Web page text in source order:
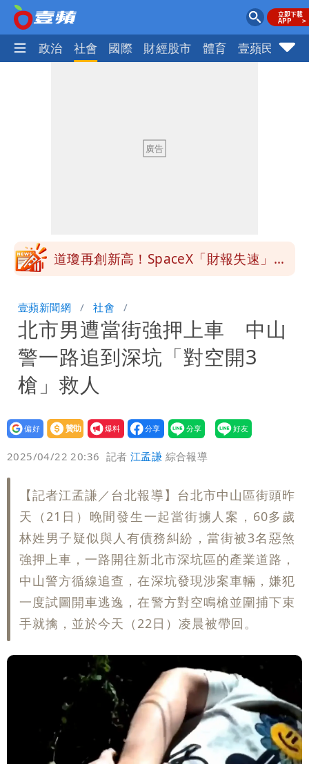
生活 政治 社會 國際 財經股市 體育 壹蘋民調
白海豚颱風攪局！父親節恐泡湯 專家估
復
道瓊再創新高！SpaceX「財報失速」蒸
海警機率逾85％
壹蘋新聞網 社會
北市男遭當街強押上車 中山
警一路追到深坑「對空開3
槍」救人
設為
贊助
我要
爆料
2025/04/22 20:36 記者江孟謙 綜合報導
【記者江孟謙／台北報導】台北市中山區街頭昨
天（21日）晚間發生一起當街擄人案，60多歲
林姓男子疑似與人有債務糾紛，當街被3名惡煞
強押上車，一路開往新北市深坑區的產業道路，
中山警方循線追查，在深坑發現涉案車輛，嫌犯
一度試圖開車逃逸，在警方對空鳴槍並圍捕下束
手就擒，並於今天（22日）凌晨被帶回。